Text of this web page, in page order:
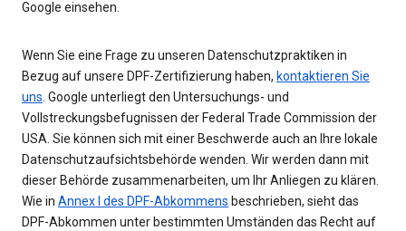
Google einsehen.
Wenn Sie eine Frage zu unseren Datenschutzpraktiken in
Bezug auf unsere DPF-Zertifizierung haben, kontaktieren Sie
uns. Google unterliegt den Untersuchungs- und
Vollstreckungsbefugnissen der Federal Trade Commission der
USA. Sie können sich mit einer Beschwerde auch an Ihre lokale
Datenschutzaufsichtsbehörde wenden. Wir werden dann mit
dieser Behörde zusammenarbeiten, um Ihr Anliegen zu klären.
Wie in Annex I des DPF-Abkommens beschrieben, sieht das
DPF-Abkommen unter bestimmten Umständen das Recht auf